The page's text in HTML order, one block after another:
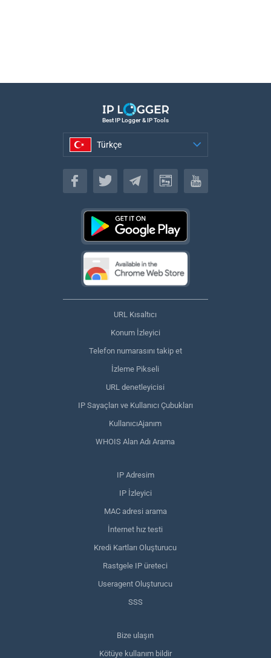
Best IP Logger & IP Tools
Türkçe
Türkçe
URL Kısaltıcı
Konum İzleyici
Telefon numarasını takip et
İzleme Pikseli
URL denetleyicisi
IP Sayaçları ve Kullanıcı Çubukları
KullanıcıAjanım
WHOIS Alan Adı Arama
IP Adresim
IP İzleyici
MAC adresi arama
İnternet hız testi
Kredi Kartları Oluşturucu
Rastgele IP üreteci
Useragent Oluşturucu
SSS
Bize ulaşın
Kötüye kullanım bildir